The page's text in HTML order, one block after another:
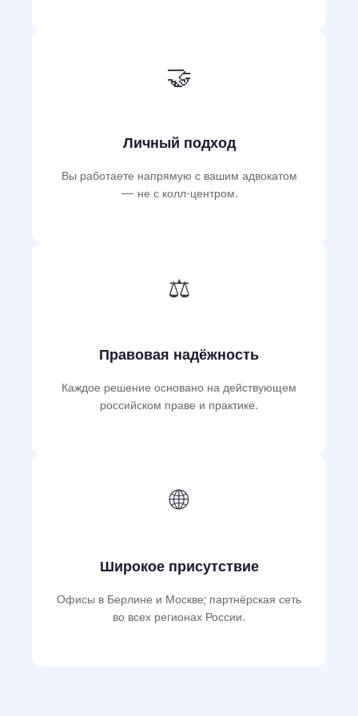
🤝
Личный подход
Вы работаете напрямую с вашим адвокатом
— не с колл-центром.
⚖️
Правовая надёжность
Каждое решение основано на действующем
российском праве и практике.
🌐
Широкое присутствие
Офисы в Берлине и Москве; партнёрская сеть
во всех регионах России.